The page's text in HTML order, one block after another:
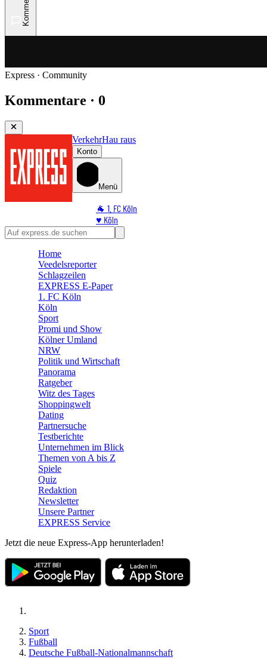
Express · Community
Kommentare · 0
VerkehrHau raus
Konto
Menü
🐐 1. FC Köln
♥️ Köln
⭐ Promi
🛒 Shoppingwelt
Home
Veedelsreporter
Schlagzeilen
EXPRESS E-Paper
1. FC Köln
Köln
Sport
Promi und Show
Kölner Umland
NRW
Politik und Wirtschaft
Panorama
Ratgeber
Witz des Tages
Shoppingwelt
Dating
Partnersuche
Testberichte
Unternehmen im Blick
Themen von A bis Z
Spiele
Quiz
Redaktion
Newsletter
Unsere Partner
EXPRESS Service
Jetzt die neue Express-App herunterladen!
Sport
Fußball
Deutsche Fußball-Nationalmannschaft